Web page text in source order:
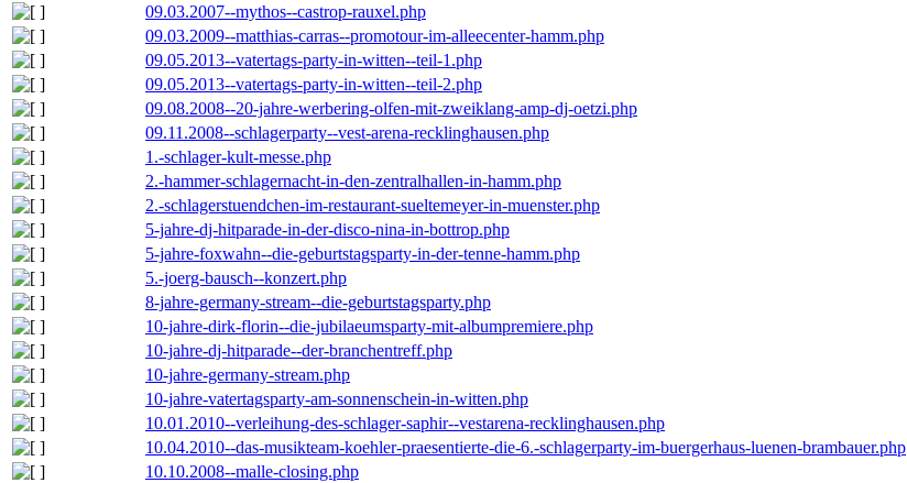
09.03.2007--mythos--castrop-rauxel.php
09.03.2009--matthias-carras--promotour-im-alleecenter-hamm.php
09.05.2013--vatertags-party-in-witten--teil-1.php
09.05.2013--vatertags-party-in-witten--teil-2.php
09.08.2008--20-jahre-werbering-olfen-mit-zweiklang-amp-dj-oetzi.php
09.11.2008--schlagerparty--vest-arena-recklinghausen.php
1.-schlager-kult-messe.php
2.-hammer-schlagernacht-in-den-zentralhallen-in-hamm.php
2.-schlagerstuendchen-im-restaurant-sueltemeyer-in-muenster.php
5-jahre-dj-hitparade-in-der-disco-nina-in-bottrop.php
5-jahre-foxwahn--die-geburtstagsparty-in-der-tenne-hamm.php
5.-joerg-bausch--konzert.php
8-jahre-germany-stream--die-geburtstagsparty.php
10-jahre-dirk-florin--die-jubilaeumsparty-mit-albumpremiere.php
10-jahre-dj-hitparade--der-branchentreff.php
10-jahre-germany-stream.php
10-jahre-vatertagsparty-am-sonnenschein-in-witten.php
10.01.2010--verleihung-des-schlager-saphir--vestarena-recklinghausen.php
10.04.2010--das-musikteam-koehler-praesentierte-die-6.-schlagerparty-im-buergerhaus-luenen-brambauer.php
10.10.2008--malle-closing.php